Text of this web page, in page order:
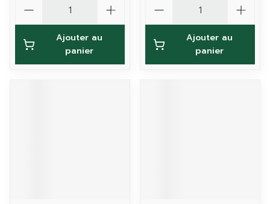
Ajouter au
panier
Ajouter au
panier